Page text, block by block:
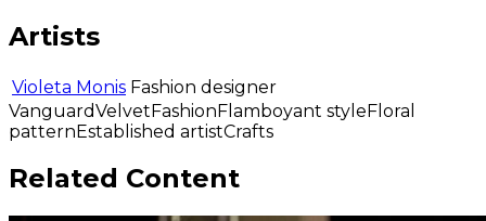
Artists
Violeta Monis Fashion designer
VanguardVelvetFashionFlamboyant styleFloral
patternEstablished artistCrafts
Related Content